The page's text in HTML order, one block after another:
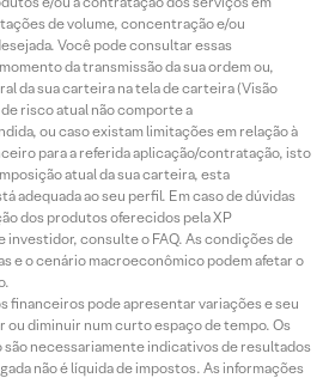
de volume, concentração e/ou
Você pode consultar essas
da transmissão da sua ordem ou,
da sua carteira na tela de carteira (Visão
risco atual não comporte a
ou caso existam limitações em relação à
para a referida aplicação/contratação, isto
atual da sua carteira, esta
adequada ao seu perfil. Em caso de dúvidas
dos produtos oferecidos pela XP
investidor, consulte o FAQ. As condições de
e o cenário macroeconômico podem afetar o
financeiros pode apresentar variações e seu
ou diminuir num curto espaço de tempo. Os
necessariamente indicativos de resultados
não é líquida de impostos. As informações